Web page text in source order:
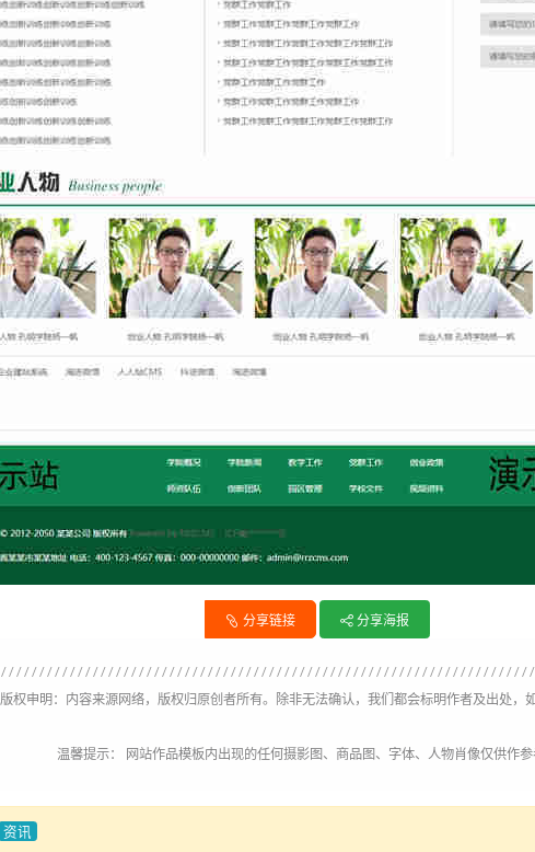
分享链接 分享海报
版权申明：内容来源网络，版权归原创者所有。除非无法确认，我们都会标明作者及出处，
温馨提示： 网站作品模板内出现的任何摄影图、商品图、字体、人物肖像仅供作参
资讯